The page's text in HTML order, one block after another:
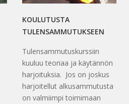
KOULUTUSTA
TULENSAMMUTUKSEEN
Tulensammutuskurssiin
kuuluu teoriaa ja käytännön
harjoituksia. Jos on joskus
harjoitellut alkusammutusta
on valmiimpi toimimaan